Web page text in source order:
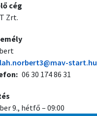
cég
Zrt.
start.hu
06 30 174 86 31
9., hétfő – 09:00